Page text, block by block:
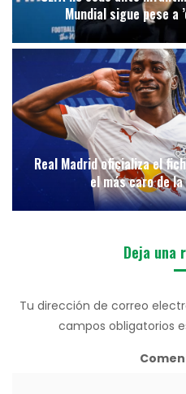
Mundial sigue pese a
Real Madrid oficializa el
el más caro de
Deja una
Tu dirección de correo
campos obligatorios